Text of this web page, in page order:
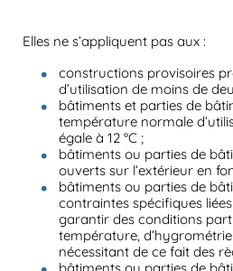
Elles ne s’appliquent pas aux :
constructions provisoires
d’utilisation de moins de
bâtiments et parties de
température normale
égale à 12 °C ;
bâtiments ou parties de
ouverts sur l’extérieur en
bâtiments ou parties de
contraintes spécifiques
garantir des conditions
température,
nécessitant de ce fait des